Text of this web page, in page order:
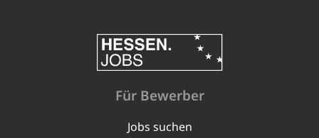
Für Bewerber
Jobs suchen